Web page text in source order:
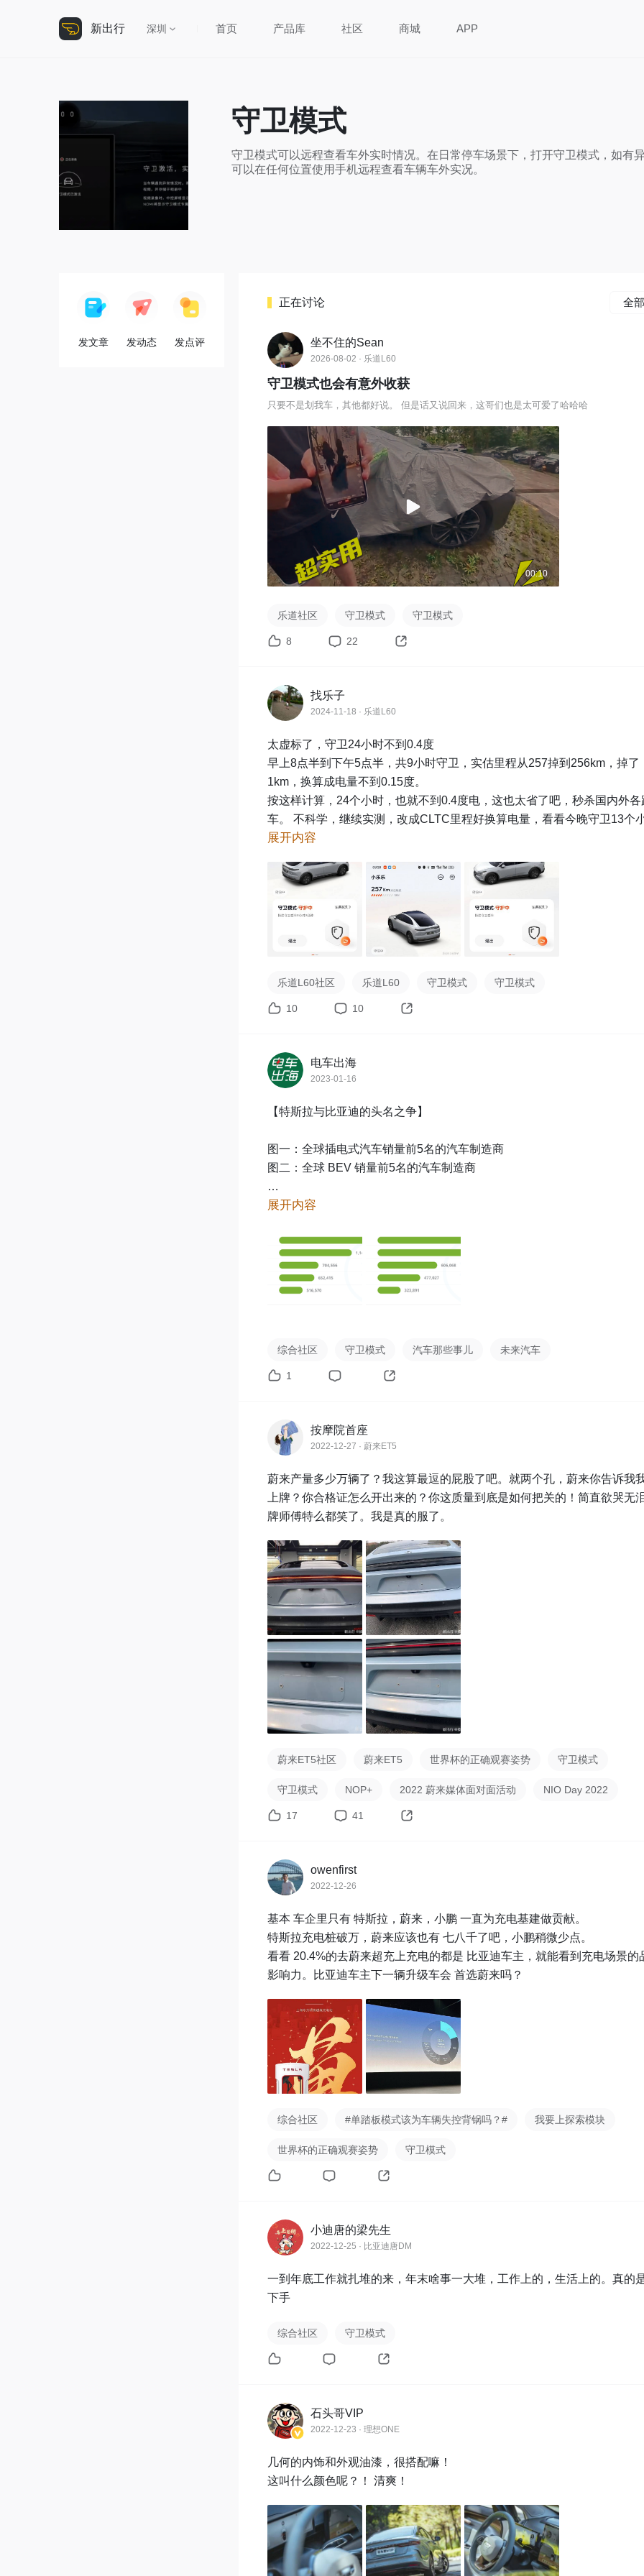
新出行 深圳 首页 产品库 社区 商城 APP
守卫模式
守卫模式可以远程查看车外实时情况。在日常停车场景下，打开守卫模式，如有
可以在任何位置使用手机远程查看车辆车外实况。
发文章 发动态 发点评
正在讨论 全部
坐不住的Sean
2026-08-02 · 乐道L60
守卫模式也会有意外收获
只要不是划我车，其他都好说。 但是话又说回来，这哥们也是太可爱了哈哈哈
00:10
乐道社区 守卫模式 守卫模式
8 22
找乐子
2024-11-18 · 乐道L60
太虚标了，守卫24小时不到0.4度
早上8点半到下午5点半，共9小时守卫，实估里程从257掉到256km，掉了
1km，换算成电量不到0.15度。
按这样计算，24个小时，也就不到0.4度电，这也太省了吧，秒杀国内外各
车。 不科学，继续实测，改成CLTC里程好换算电量，看看今晚守卫13个
掉多少，敬请期待明早的结果。
展开内容
乐道L60社区 乐道L60 守卫模式 守卫模式
10 10
电车出海
2023-01-16
【特斯拉与比亚迪的头名之争】
图一：全球插电式汽车销量前5名的汽车制造商
图二：全球 BEV 销量前5名的汽车制造商
世界顶级电动汽车品牌，特斯拉在全电动汽车领域排名第一，比亚迪在插
展开内容
综合社区 守卫模式 汽车那些事儿 未来汽车
1
按摩院首座
2022-12-27 · 蔚来ET5
蔚来产量多少万辆了？我这算最逗的屁股了吧。就两个孔，蔚来你告诉我
上牌？你合格证怎么开出来的？你这质量到底是如何把关的！简直欲哭无
牌师傅特么都笑了。我是真的服了。
蔚来ET5社区 蔚来ET5 世界杯的正确观赛姿势 守卫模式
守卫模式 NOP+ 2022 蔚来媒体面对面活动 NIO Day 2022
17 41
owenfirst
2022-12-26
基本 车企里只有 特斯拉，蔚来，小鹏 一直为充电基建做贡献。
特斯拉充电桩破万，蔚来应该也有 七八千了吧，小鹏稍微少点。
看看 20.4%的去蔚来超充上充电的都是 比亚迪车主，就能看到充电场景的
影响力。比亚迪车主下一辆升级车会 首选蔚来吗？
综合社区 #单踏板模式该为车辆失控背锅吗？# 我要上探索模块
世界杯的正确观赛姿势 守卫模式
小迪唐的梁先生
2022-12-25 · 比亚迪唐DM
一到年底工作就扎堆的来，年末啥事一大堆，工作上的，生活上的。真的
下手
综合社区 守卫模式
石头哥VIP
2022-12-23 · 理想ONE
几何的内饰和外观油漆，很搭配嘛！
这叫什么颜色呢？！ 清爽！